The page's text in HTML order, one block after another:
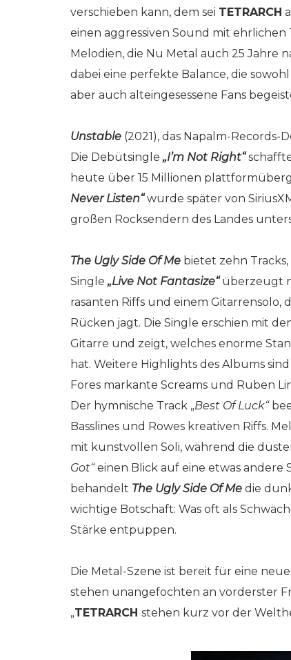
verschieben kann, dem sei TETRARCH
einen aggressiven Sound mit
Melodien, die Nu Metal auch 25 Jahre
dabei eine perfekte Balance, die
aber auch alteingesessene Fans
Unstable (2021), das Napalm-
Die Debütsingle „I’m Not Right“
heute über 15 Millionen
Never Listen“wurde später von
großen Rocksendern des Landes
The Ugly Side Of Me bietet zehn
Single „Live Not Fantasize“ überzeugt
rasanten Riffs und einem Gitarrensolo,
Rücken jagt. Die Single erschien mit
Gitarre und zeigt, welches enorme
hat. Weitere Highlights des Albums
Fores markante Screams und Ruben
Der hymnische Track „Best Of Luck“
Basslines und Rowes kreativen Riffs.
mit kunstvollen Soli, während die
Got“einen Blick auf eine etwas andere
behandelt The Ugly Side Of Me die
wichtige Botschaft: Was oft als
Stärke entpuppen.
Die Metal-Szene ist bereit für eine
stehen unangefochten an vorderster
„TETRARCH stehen kurz vor der